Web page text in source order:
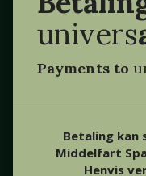
univers
Payments to
Betaling kan
Middelfart
Henvis